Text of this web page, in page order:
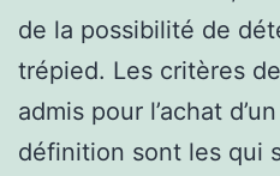
de la possibilité de
trépied. Les critères
admis pour l’achat
définition sont les qui